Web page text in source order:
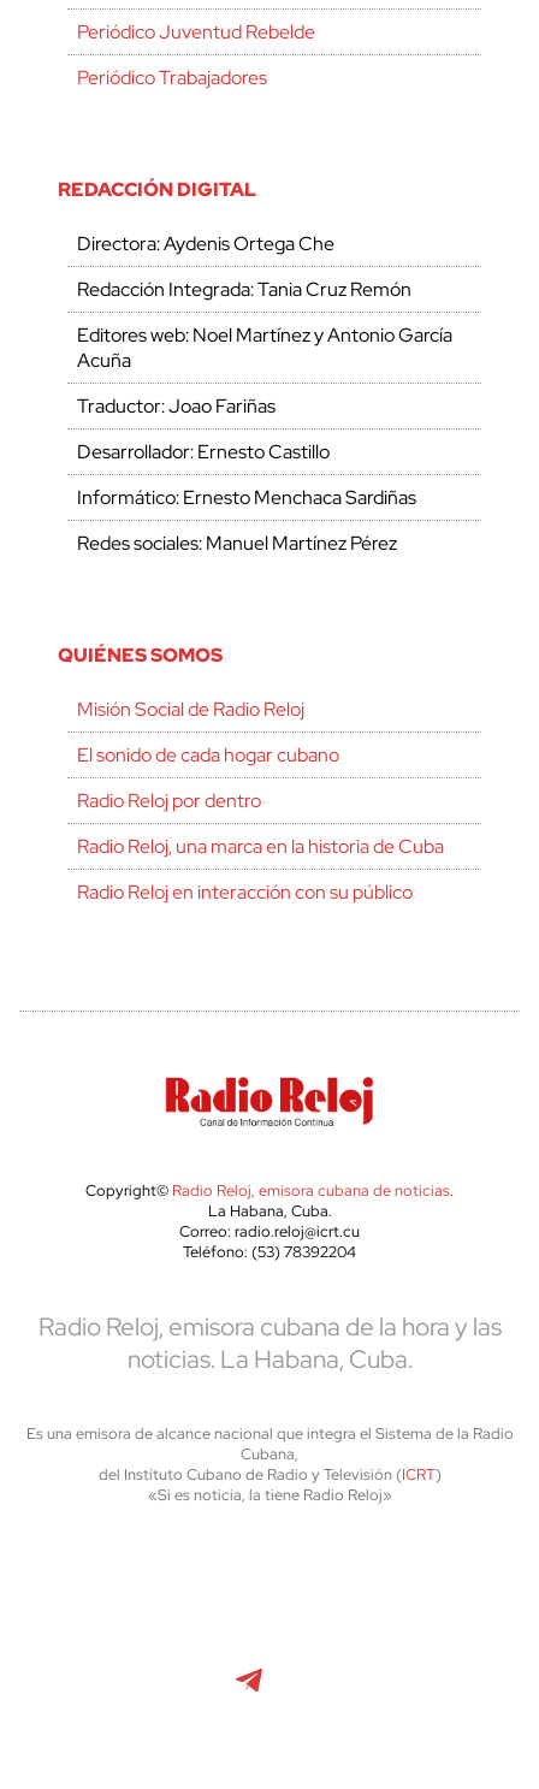
Periódico Juventud Rebelde
Periódico Trabajadores
REDACCIÓN DIGITAL
Directora: Aydenis Ortega Che
Redacción Integrada: Tania Cruz Remón
Editores web: Noel Martínez y Antonio García
Acuña
Traductor: Joao Fariñas
Desarrollador: Ernesto Castillo
Informático: Ernesto Menchaca Sardiñas
Redes sociales: Manuel Martínez Pérez
QUIÉNES SOMOS
Misión Social de Radio Reloj
El sonido de cada hogar cubano
Radio Reloj por dentro
Radio Reloj, una marca en la historia de Cuba
Radio Reloj en interacción con su público
Copyright© Radio Reloj, emisora cubana de noticias.
La Habana, Cuba.
Correo: radio.reloj@icrt.cu
Teléfono: (53) 78392204
Radio Reloj, emisora cubana de la hora y las
noticias. La Habana, Cuba.
Es una emisora de alcance nacional que integra el Sistema de la Radio
Cubana,
del Instituto Cubano de Radio y Televisión (ICRT)
«Si es noticia, la tiene Radio Reloj»